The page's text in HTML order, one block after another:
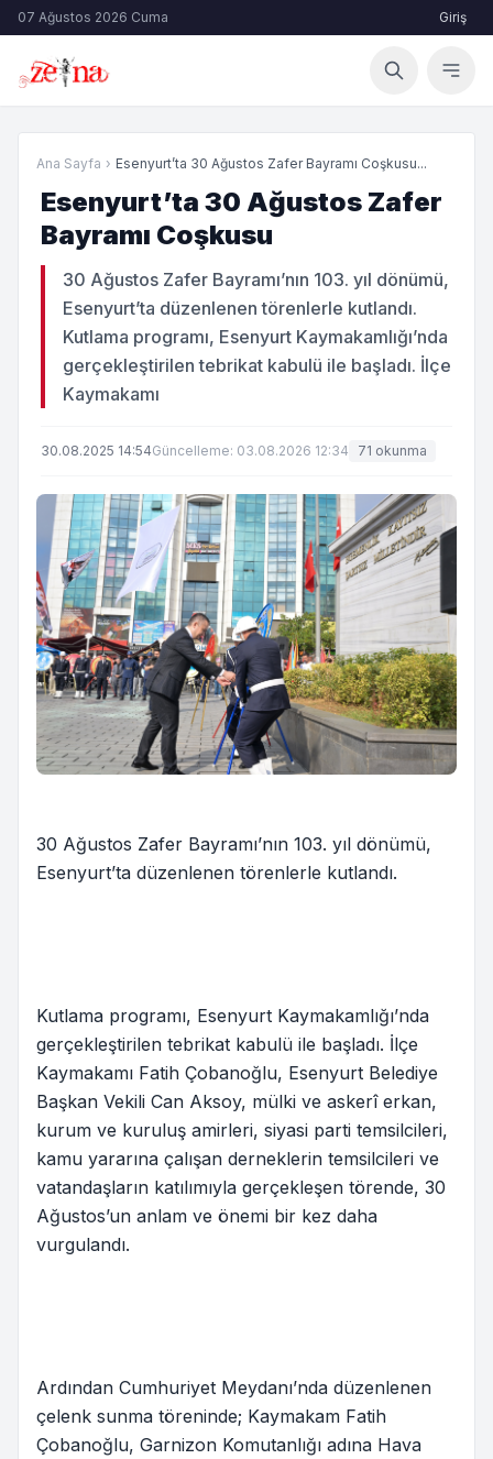
07 Ağustos 2026 Cuma Giriş
Ana Sayfa › Esenyurt’ta 30 Ağustos Zafer Bayramı Coşkusu...
Esenyurt’ta 30 Ağustos Zafer
Bayramı Coşkusu
30 Ağustos Zafer Bayramı’nın 103. yıl dönümü,
Esenyurt’ta düzenlenen törenlerle kutlandı.
Kutlama programı, Esenyurt Kaymakamlığı’nda
gerçekleştirilen tebrikat kabulü ile başladı. İlçe
Kaymakamı
30.08.2025 14:54Güncelleme: 03.08.2026 12:34 71 okunma
30 Ağustos Zafer Bayramı’nın 103. yıl dönümü,
Esenyurt’ta düzenlenen törenlerle kutlandı.
Kutlama programı, Esenyurt Kaymakamlığı’nda
gerçekleştirilen tebrikat kabulü ile başladı. İlçe
Kaymakamı Fatih Çobanoğlu, Esenyurt Belediye
Başkan Vekili Can Aksoy, mülki ve askerî erkan,
kurum ve kuruluş amirleri, siyasi parti temsilcileri,
kamu yararına çalışan derneklerin temsilcileri ve
vatandaşların katılımıyla gerçekleşen törende, 30
Ağustos’un anlam ve önemi bir kez daha
vurgulandı.
Ardından Cumhuriyet Meydanı’nda düzenlenen
çelenk sunma töreninde; Kaymakam Fatih
Çobanoğlu, Garnizon Komutanlığı adına Hava